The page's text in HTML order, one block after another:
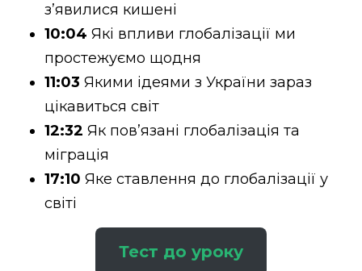
зʼявилися кишені
10:04 Які впливи глобалізації ми
простежуємо щодня
11:03 Якими ідеями з України зараз
цікавиться світ
12:32 Як повʼязані глобалізація та
міграція
17:10 Яке ставлення до глобалізації у
світі
Тест до уроку